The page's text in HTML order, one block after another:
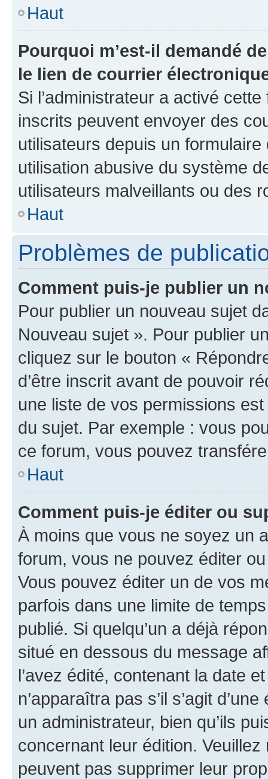
Haut
Pourquoi m’est-il demandé
le lien de courrier
Si l’administrateur a activé
inscrits peuvent envoyer des
utilisateurs depuis un
utilisation abusive du système
utilisateurs malveillants ou des
Haut
Problèmes de
Comment puis-je publier un
Pour publier un nouveau sujet
Nouveau sujet ». Pour publier
cliquez sur le bouton «
d’être inscrit avant de pouvoir
une liste de vos permissions
du sujet. Par exemple : vous
ce forum, vous pouvez
Haut
Comment puis-je éditer ou
À moins que vous ne soyez un
forum, vous ne pouvez éditer
Vous pouvez éditer un de vos
parfois dans une limite de
publié. Si quelqu’un a déjà
situé en dessous du message
l’avez édité, contenant la date
n’apparaîtra pas s’il s’agit
un administrateur, bien qu’ils
concernant leur édition.
peuvent pas supprimer leur